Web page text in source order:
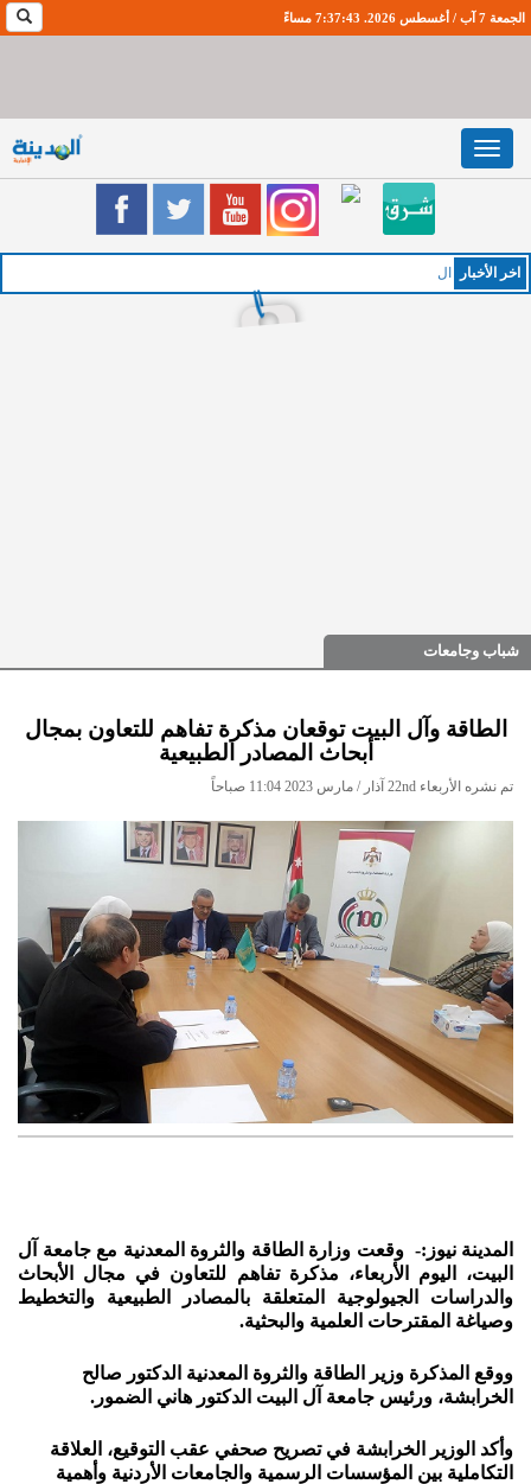
الجمعة 7 آب / أغسطس 2026. 7:37:44 مساءً
Toggle
navigation
اخر اﻷخبار الخميس :
شباب وجامعات
الطاقة وآل البيت توقعان مذكرة تفاهم للتعاون بمجال
أبحاث المصادر الطبيعية
تم نشره الأربعاء 22nd آذار / مارس 2023 11:04 صباحاً
المدينة نيوز:- وقعت وزارة الطاقة والثروة المعدنية مع جامعة آل
البيت، اليوم الأربعاء، مذكرة تفاهم للتعاون في مجال الأبحاث
والدراسات الجيولوجية المتعلقة بالمصادر الطبيعية والتخطيط
وصياغة المقترحات العلمية والبحثية.
ووقع المذكرة وزير الطاقة والثروة المعدنية الدكتور صالح
الخرابشة، ورئيس جامعة آل البيت الدكتور هاني الضمور.
وأكد الوزير الخرابشة في تصريح صحفي عقب التوقيع، العلاقة
التكاملية بين المؤسسات الرسمية والجامعات الأردنية وأهمية